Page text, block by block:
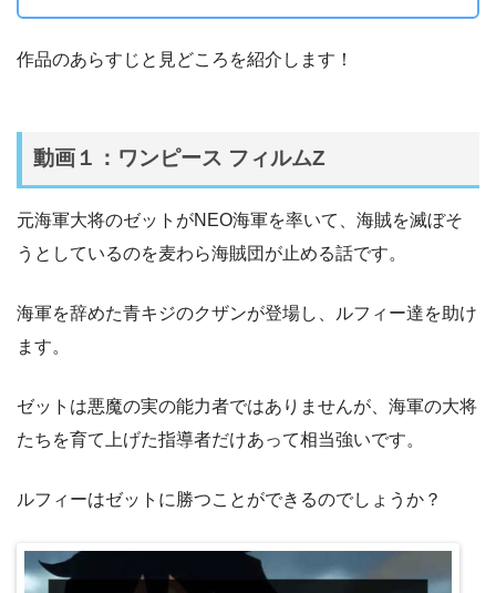
作品のあらすじと見どころを紹介します！
動画１：ワンピース フィルムZ
元海軍大将のゼットがNEO海軍を率いて、海賊を滅ぼそ
うとしているのを麦わら海賊団が止める話です。
海軍を辞めた青キジのクザンが登場し、ルフィー達を助け
ます。
ゼットは悪魔の実の能力者ではありませんが、海軍の大将
たちを育て上げた指導者だけあって相当強いです。
ルフィーはゼットに勝つことができるのでしょうか？